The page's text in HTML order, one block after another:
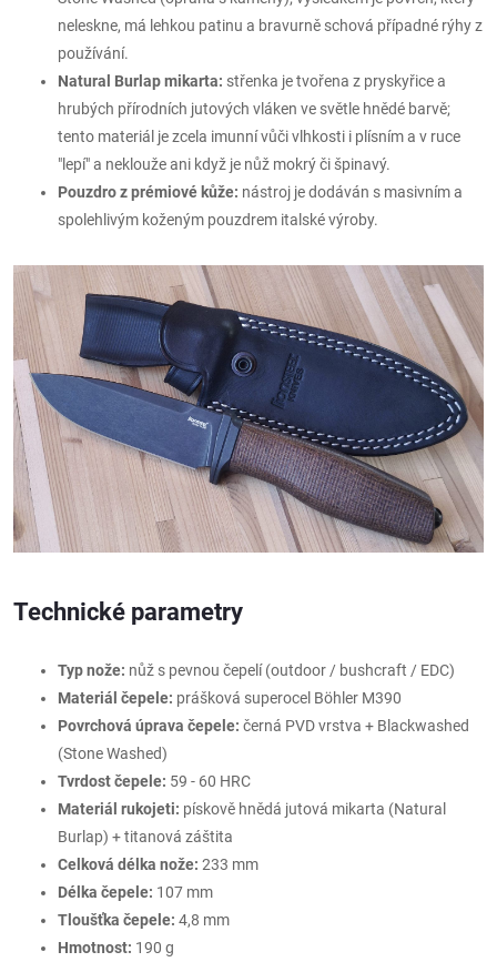
neleskne, má lehkou patinu a bravurně schová případné rýhy z
používání.
Natural Burlap mikarta: střenka je tvořena z pryskyřice a
hrubých přírodních jutových vláken ve světle hnědé barvě;
tento materiál je zcela imunní vůči vlhkosti i plísním a v ruce
"lepí" a neklouže ani když je nůž mokrý či špinavý.
Pouzdro z prémiové kůže: nástroj je dodáván s masivním a
spolehlivým koženým pouzdrem italské výroby.
Technické parametry
Typ nože: nůž s pevnou čepelí (outdoor / bushcraft / EDC)
Materiál čepele: prášková superocel Böhler M390
Povrchová úprava čepele: černá PVD vrstva + Blackwashed
(Stone Washed)
Tvrdost čepele: 59 - 60 HRC
Materiál rukojeti: pískově hnědá jutová mikarta (Natural
Burlap) + titanová záštita
Celková délka nože: 233 mm
Délka čepele: 107 mm
Tloušťka čepele: 4,8 mm
Hmotnost: 190 g